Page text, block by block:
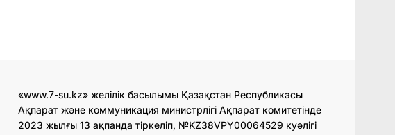
«www.7-su.kz» желілік басылымы Қазақстан Республикасы
Ақпарат және коммуникация министрлігі Ақпарат комитетінде
2023 жылғы 13 ақпанда тіркеліп, №KZ38VPY00064529 куәлігі